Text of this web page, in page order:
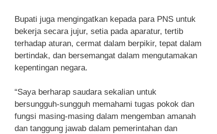
Bupati juga mengingatkan kepada para PNS untuk
bekerja secara jujur, setia pada aparatur, tertib
terhadap aturan, cermat dalam berpikir, tepat dalam
bertindak, dan bersemangat dalam mengutamakan
kepentingan negara.
“Saya berharap saudara sekalian untuk
bersungguh-sungguh memahami tugas pokok dan
fungsi masing-masing dalam mengemban amanah
dan tanggung jawab dalam pemerintahan dan